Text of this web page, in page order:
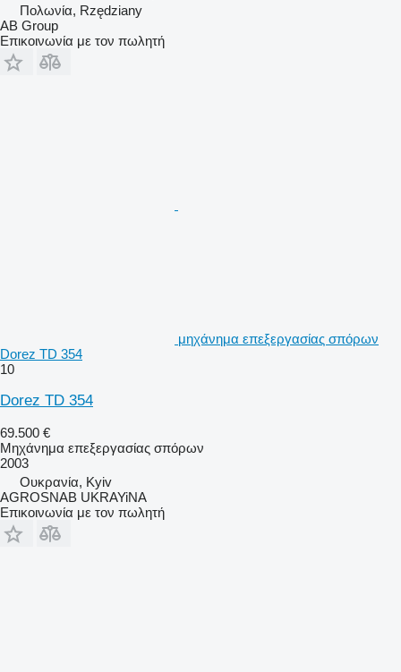
Πολωνία, Rzędziany
AB Group
Επικοινωνία με τον πωλητή
μηχάνημα επεξεργασίας σπόρων
Dorez TD 354
10
Dorez TD 354
69.500 €
Μηχάνημα επεξεργασίας σπόρων
2003
Ουκρανία, Kyiv
AGROSNAB UKRAYiNA
Επικοινωνία με τον πωλητή